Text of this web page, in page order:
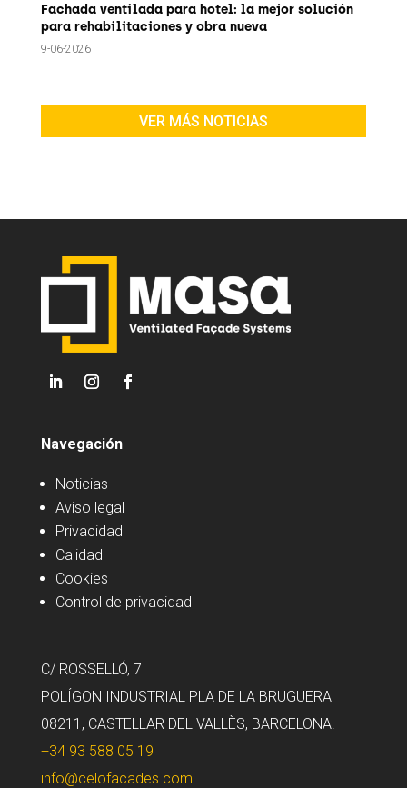
Fachada ventilada para hotel: la mejor solución
para rehabilitaciones y obra nueva
9-06-2026
VER MÁS NOTICIAS
Navegación
Noticias
Aviso legal
Privacidad
Calidad
Cookies
Control de privacidad
C/ ROSSELLÓ, 7
POLÍGON INDUSTRIAL PLA DE LA BRUGUERA
08211, CASTELLAR DEL VALLÈS, BARCELONA.
+34 93 588 05 19
info@celofacades.com